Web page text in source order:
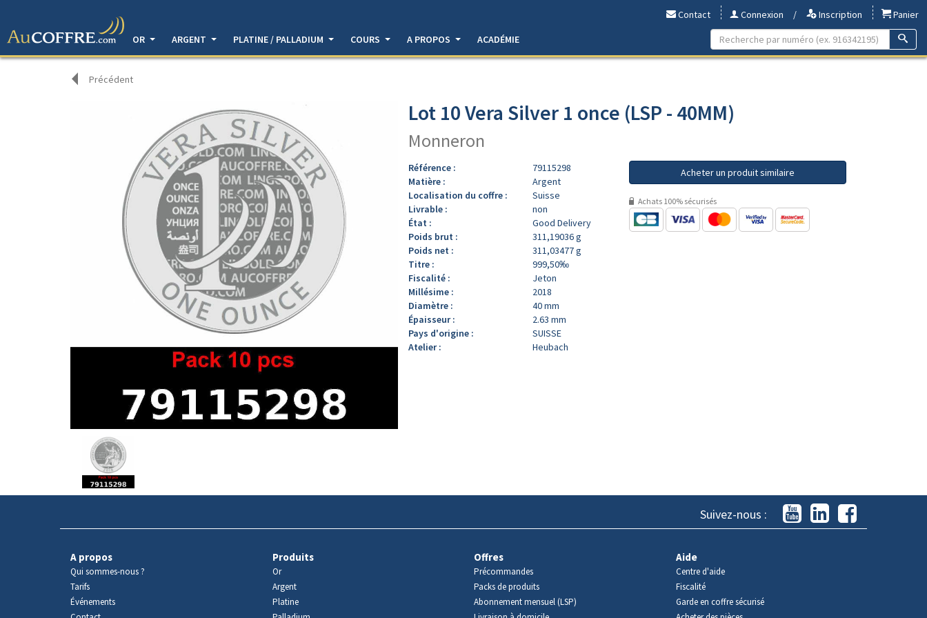
Contact Connexion / Inscription
Panier
OR
ARGENT PLATINE / PALLADIUM COURS A PROPOS ACADÉMIE
Précédent
produit
Lot 10 Vera Silver 1 once (LSP - 40MM)
Monneron
Référence :
79115298
Matière :
Argent
Localisation du coffre :
Suisse
Livrable :
non
État :
Good Delivery
Poids brut :
311,19036 g
Poids net :
311,03477 g
Titre :
999,50‰
Fiscalité :
Jeton
Millésime :
2018
Diamètre :
40 mm
Épaisseur :
2.63 mm
Pays d'origine :
SUISSE
Atelier :
Heubach
Acheter un produit similaire
Achats 100% sécurisés
Suivez-nous :
A propos
Qui sommes-nous ?
Tarifs
Événements
Produits
Or
Argent
Platine
Offres
Précommandes
Packs de produits
Abonnement mensuel (LSP)
Aide
Centre d'aide
Fiscalité
Garde en coffre sécurisé